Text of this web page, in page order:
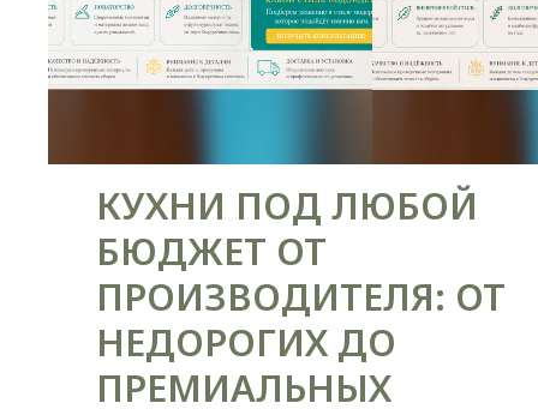
КУХНИ ПОД ЛЮБОЙ
БЮДЖЕТ ОТ
ПРОИЗВОДИТЕЛЯ: ОТ
НЕДОРОГИХ ДО
ПРЕМИАЛЬНЫХ